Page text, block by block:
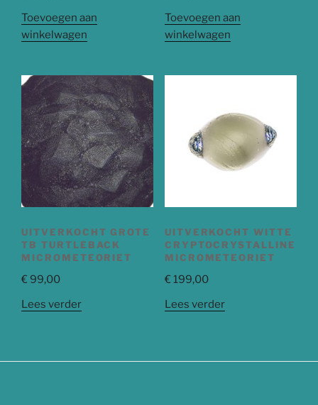
Toevoegen aan
winkelwagen
Toevoegen aan
winkelwagen
UITVERKOCHT GROTE
TB TURTLEBACK
MICROMETEORIET
€ 99,00
Lees verder
UITVERKOCHT WITTE
CRYPTOCRYSTALLINE
MICROMETEORIET
€ 199,00
Lees verder